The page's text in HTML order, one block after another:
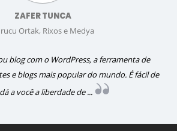
ZAFER TUNCA
Ortak, Rixos e Medya
blog com o WordPress, a ferramenta de
e blogs mais popular do mundo. É fácil de
a você a liberdade de ...